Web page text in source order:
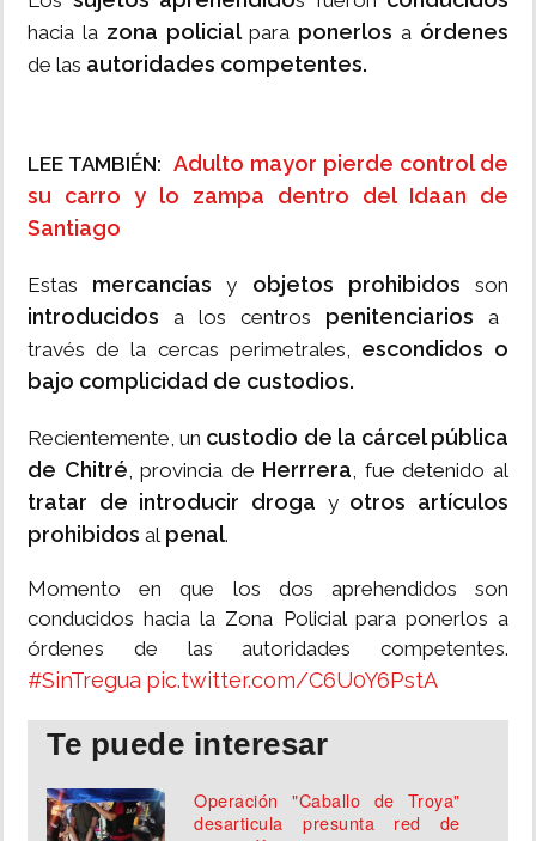
hacia la zona policialpara ponerlos a órdenes
de las autoridades competentes.
LEE TAMBIÉN: Adulto mayor pierde control de
su carro y lo zampa dentro del Idaan de
Santiago
Estas mercancías y objetos prohibidos son
introducidos a los centros penitenciarios a
través de la cercas perimetrales, escondidos o
bajo complicidad de custodios.
Recientemente, un custodio de la cárcel pública
de Chitré, provincia de Herrrera, fue detenido al
tratar de introducir droga y otros artículos
prohibidos al penal.
Momento en que los dos aprehendidos son
conducidos hacia la Zona Policial para ponerlos a
órdenes de las autoridades competentes.
#SinTregua pic.twitter.com/C6U0Y6PstA
Te puede interesar
Operación "Caballo de Troya"
desarticula presunta red de